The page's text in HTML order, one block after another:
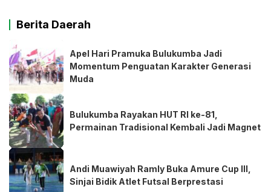
Berita Daerah
Apel Hari Pramuka Bulukumba Jadi
Momentum Penguatan Karakter Generasi
Muda
Bulukumba Rayakan HUT RI ke-81,
Permainan Tradisional Kembali Jadi Magnet
Andi Muawiyah Ramly Buka Amure Cup III,
Sinjai Bidik Atlet Futsal Berprestasi